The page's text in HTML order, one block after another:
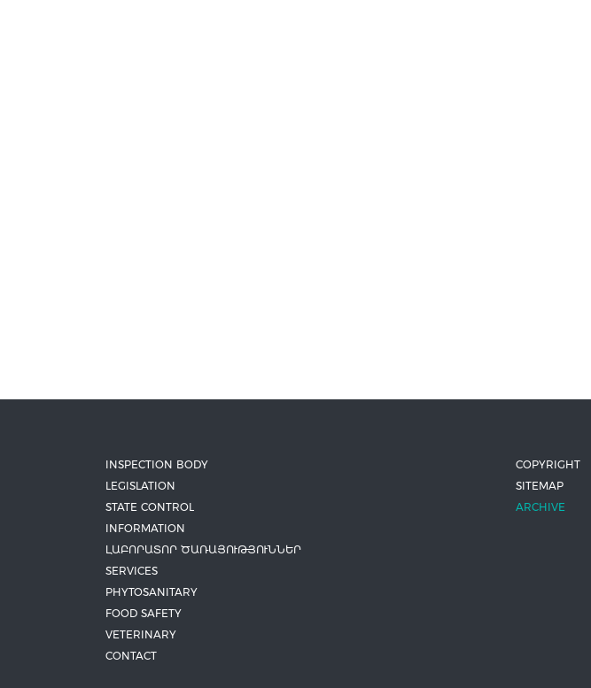
INSPECTION BODY
LEGISLATION
STATE CONTROL
INFORMATION
ԼԱԲՈՐԱՏՈՐ ԾԱՌԱՅՈՒԹՅՈՒՆՆԵՐ
SERVICES
PHYTOSANITARY
FOOD SAFETY
VETERINARY
CONTACT
COPYRIGHT
SITEMAP
ARCHIVE